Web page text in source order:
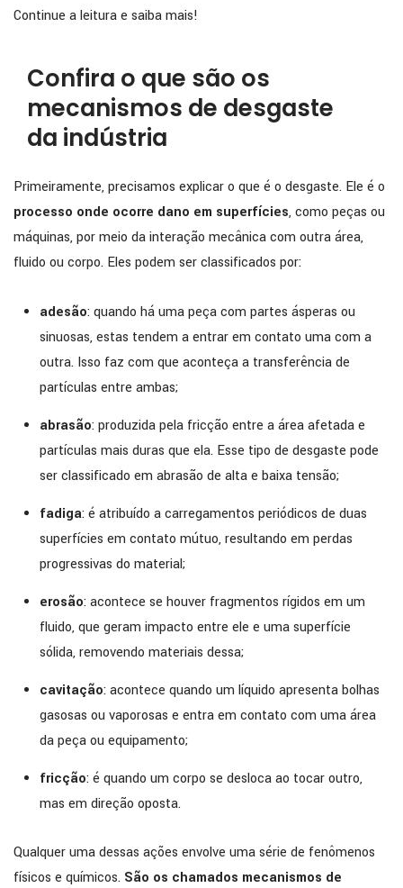
Continue a leitura e saiba mais!
Confira o que são os
mecanismos de desgaste
da indústria
Primeiramente, precisamos explicar o que é o desgaste. Ele é o
processo onde ocorre dano em superfícies, como peças ou
máquinas, por meio da interação mecânica com outra área,
fluido ou corpo. Eles podem ser classificados por:
adesão: quando há uma peça com partes ásperas ou
sinuosas, estas tendem a entrar em contato uma com a
outra. Isso faz com que aconteça a transferência de
partículas entre ambas;
abrasão: produzida pela fricção entre a área afetada e
partículas mais duras que ela. Esse tipo de desgaste pode
ser classificado em abrasão de alta e baixa tensão;
fadiga: é atribuído a carregamentos periódicos de duas
superfícies em contato mútuo, resultando em perdas
progressivas do material;
erosão: acontece se houver fragmentos rígidos em um
fluido, que geram impacto entre ele e uma superfície
sólida, removendo materiais dessa;
cavitação: acontece quando um líquido apresenta bolhas
gasosas ou vaporosas e entra em contato com uma área
da peça ou equipamento;
fricção: é quando um corpo se desloca ao tocar outro,
mas em direção oposta.
Qualquer uma dessas ações envolve uma série de fenômenos
físicos e químicos. São os chamados mecanismos de